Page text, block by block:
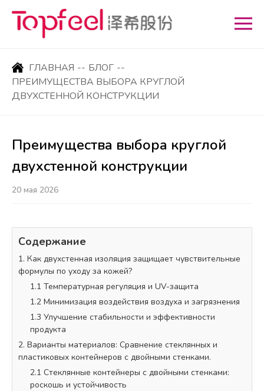
ГЛАВНАЯ -- БЛОГ --
ПРЕИМУЩЕСТВА ВЫБОРА КРУГЛОЙ
ДВУХСТЕННОЙ КОНСТРУКЦИИ
Преимущества выбора круглой
двухстенной конструкции
20 мая 2026
Содержание
1. Как двухстенная изоляция защищает чувствительные
формулы по уходу за кожей?
1.1 Температурная регуляция и UV-защита
1.2 Минимизация воздействия воздуха и загрязнения
1.3 Улучшение стабильности и эффективности
продукта
2. Варианты материалов: Сравнение стеклянных и
пластиковых контейнеров с двойными стенками.
2.1 Стеклянные контейнеры с двойными стенками:
роскошь и устойчивость